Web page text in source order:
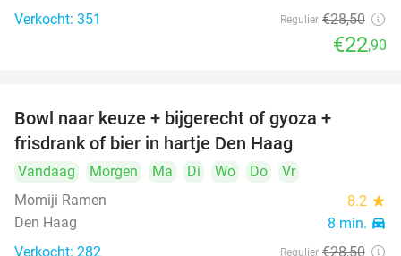
Verkocht: 351 Regulier €28,50
€22,90
Bowl naar keuze + bijgerecht of gyoza +
frisdrank of bier in hartje Den Haag
Vandaag Morgen Ma Di Wo Do
Vr
Momiji Ramen
8.2 star
Den Haag 8 min. directions_car
Verkocht: 282 Regulier €28,50